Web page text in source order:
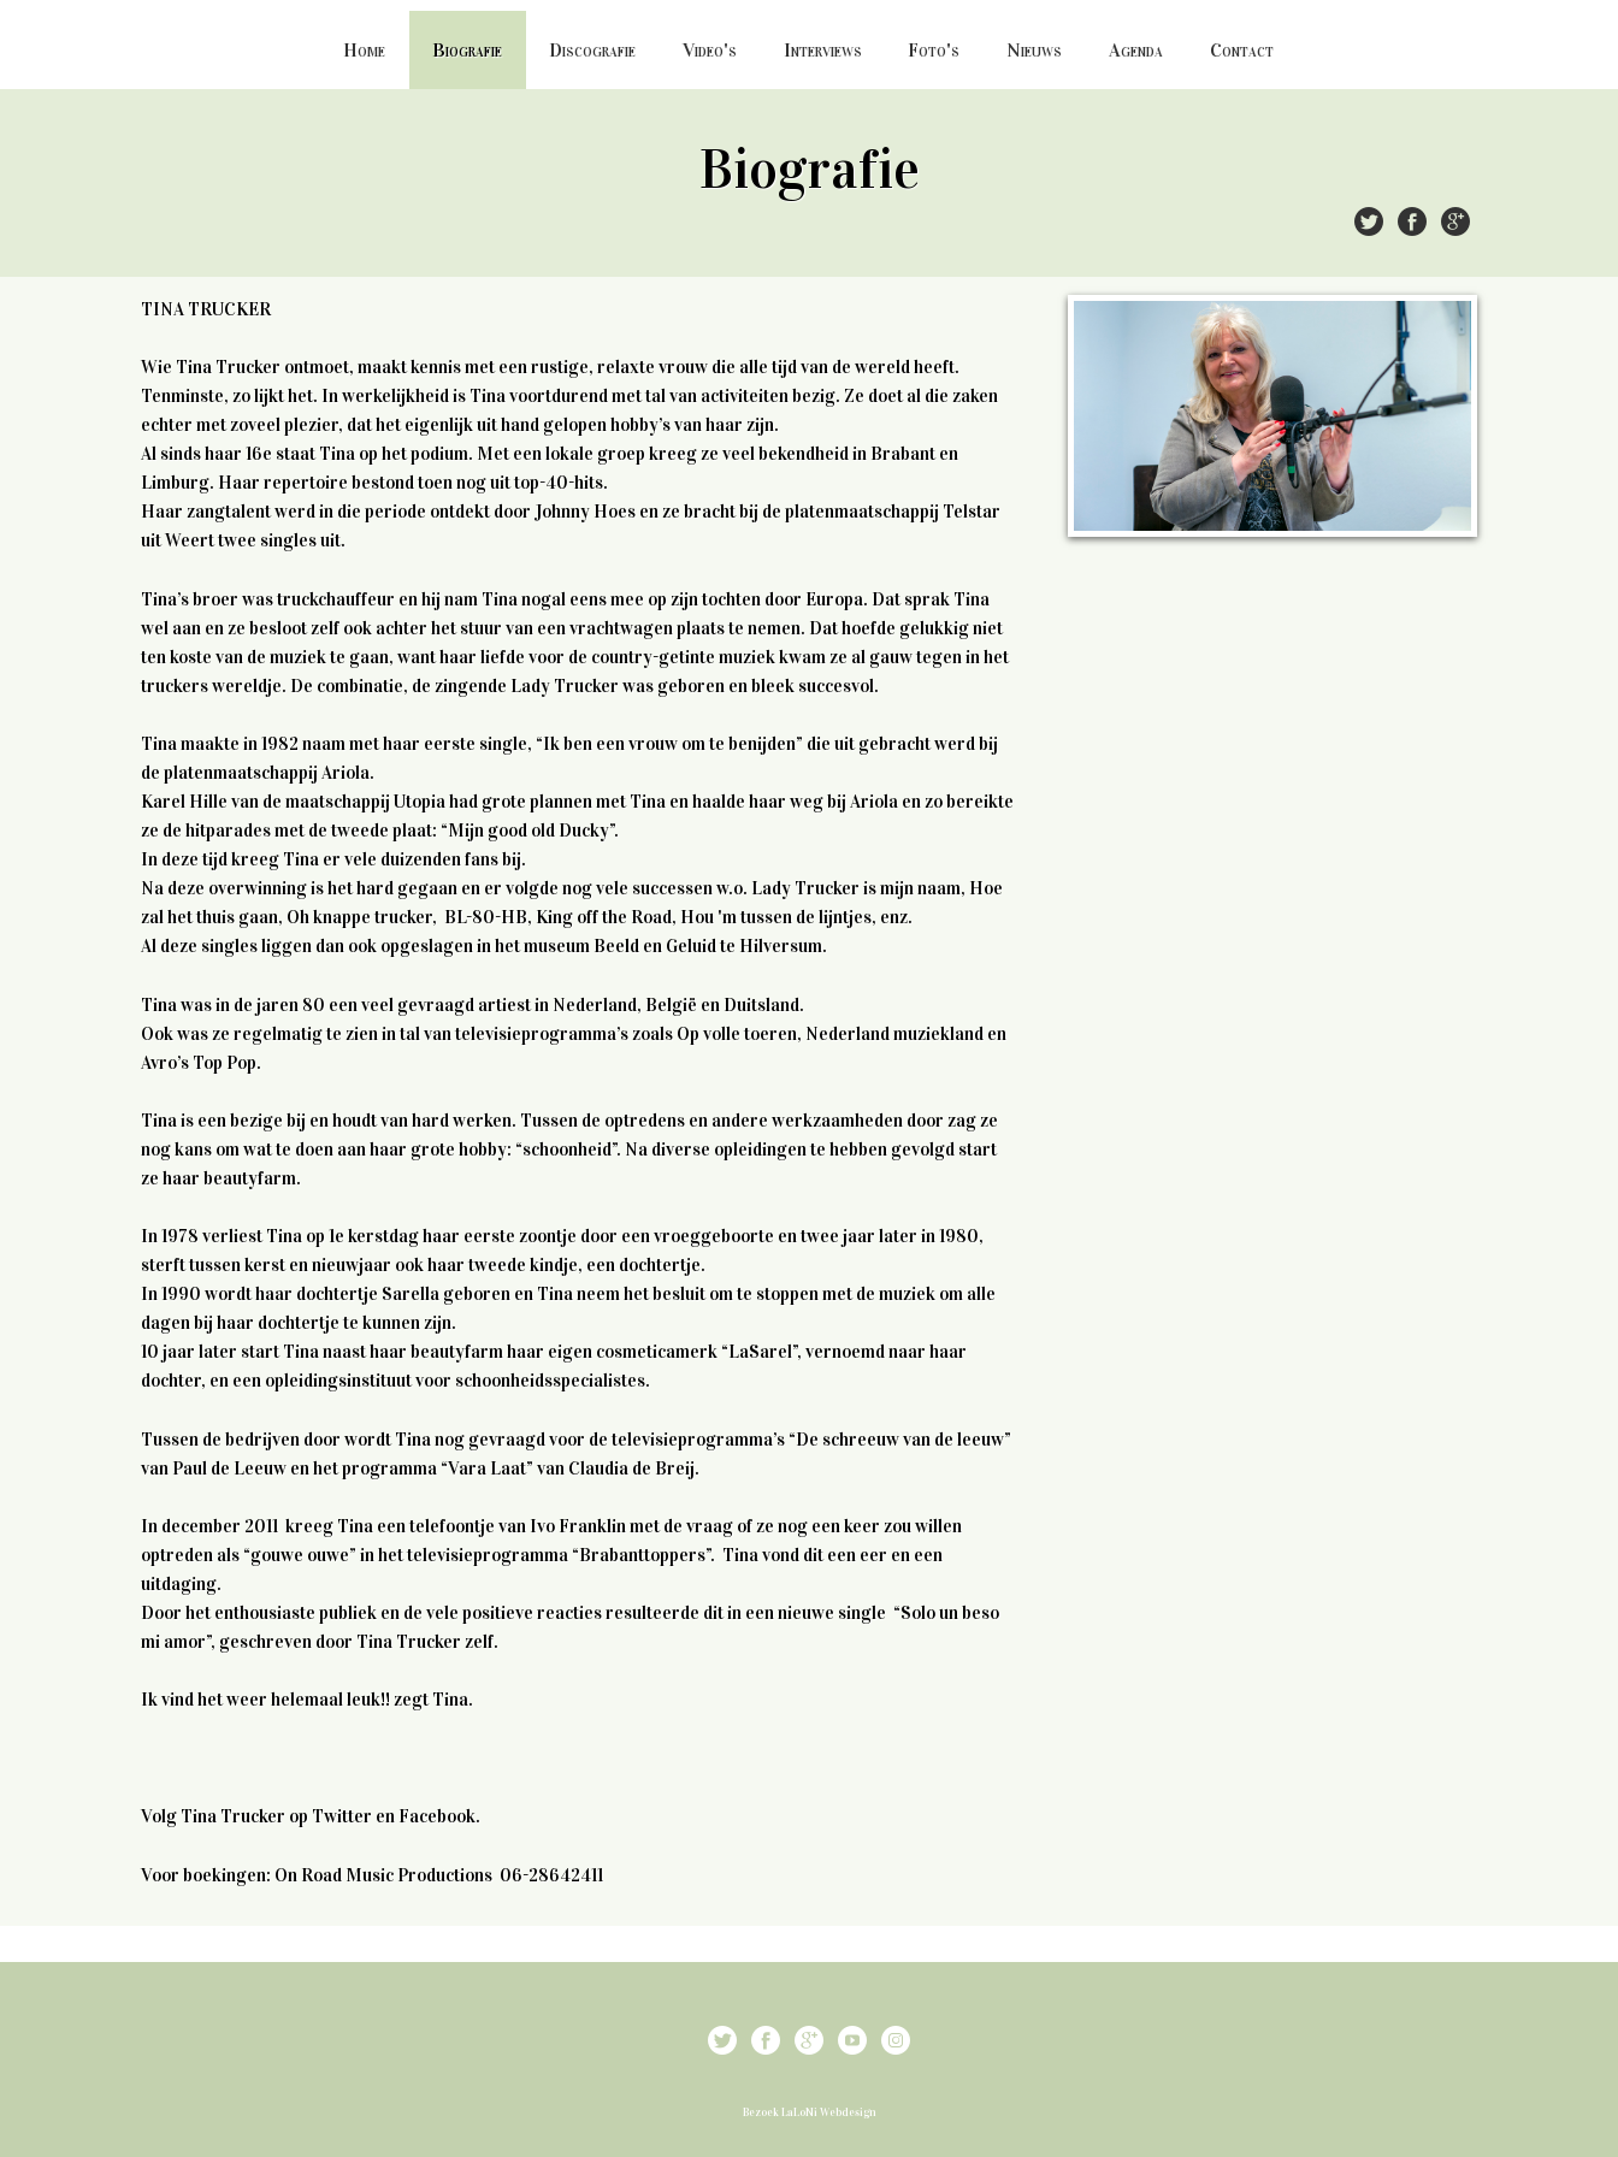
Home Biografie Discografie Video's Interviews Foto's Nieuws Agenda Contact
Biografie
TINA TRUCKER
Wie Tina Trucker ontmoet, maakt kennis met een rustige, relaxte vrouw die alle tijd van de wereld heeft.
Tenminste, zo lijkt het. In werkelijkheid is Tina voortdurend met tal van activiteiten bezig. Ze doet al die zaken
echter met zoveel plezier, dat het eigenlijk uit hand gelopen hobby’s van haar zijn.
Al sinds haar 16e staat Tina op het podium. Met een lokale groep kreeg ze veel bekendheid in Brabant en
Limburg. Haar repertoire bestond toen nog uit top-40-hits.
Haar zangtalent werd in die periode ontdekt door Johnny Hoes en ze bracht bij de platenmaatschappij Telstar
uit Weert twee singles uit.
Tina’s broer was truckchauffeur en hij nam Tina nogal eens mee op zijn tochten door Europa. Dat sprak Tina
wel aan en ze besloot zelf ook achter het stuur van een vrachtwagen plaats te nemen. Dat hoefde gelukkig niet
ten koste van de muziek te gaan, want haar liefde voor de country-getinte muziek kwam ze al gauw tegen in het
truckers wereldje. De combinatie, de zingende Lady Trucker was geboren en bleek succesvol.
Tina maakte in 1982 naam met haar eerste single, “Ik ben een vrouw om te benijden” die uit gebracht werd bij
de platenmaatschappij Ariola.
Karel Hille van de maatschappij Utopia had grote plannen met Tina en haalde haar weg bij Ariola en zo bereikte
ze de hitparades met de tweede plaat: “Mijn good old Ducky”.
In deze tijd kreeg Tina er vele duizenden fans bij.
Na deze overwinning is het hard gegaan en er volgde nog vele successen w.o. Lady Trucker is mijn naam, Hoe
zal het thuis gaan, Oh knappe trucker, BL-80-HB, King off the Road, Hou 'm tussen de lijntjes, enz.
Al deze singles liggen dan ook opgeslagen in het museum Beeld en Geluid te Hilversum.
Tina was in de jaren 80 een veel gevraagd artiest in Nederland, België en Duitsland.
Ook was ze regelmatig te zien in tal van televisieprogramma’s zoals Op volle toeren, Nederland muziekland en
Avro’s Top Pop.
Tina is een bezige bij en houdt van hard werken. Tussen de optredens en andere werkzaamheden door zag ze
nog kans om wat te doen aan haar grote hobby: “schoonheid”. Na diverse opleidingen te hebben gevolgd start
ze haar beautyfarm.
In 1978 verliest Tina op 1e kerstdag haar eerste zoontje door een vroeggeboorte en twee jaar later in 1980,
sterft tussen kerst en nieuwjaar ook haar tweede kindje, een dochtertje.
In 1990 wordt haar dochtertje Sarella geboren en Tina neem het besluit om te stoppen met de muziek om alle
dagen bij haar dochtertje te kunnen zijn.
10 jaar later start Tina naast haar beautyfarm haar eigen cosmeticamerk “LaSarel”, vernoemd naar haar
dochter, en een opleidingsinstituut voor schoonheidsspecialistes.
Tussen de bedrijven door wordt Tina nog gevraagd voor de televisieprogramma’s “De schreeuw van de leeuw”
van Paul de Leeuw en het programma “Vara Laat” van Claudia de Breij.
In december 2011 kreeg Tina een telefoontje van Ivo Franklin met de vraag of ze nog een keer zou willen
optreden als “gouwe ouwe” in het televisieprogramma “Brabanttoppers”. Tina vond dit een eer en een
uitdaging.
Door het enthousiaste publiek en de vele positieve reacties resulteerde dit in een nieuwe single “Solo un beso
mi amor”, geschreven door Tina Trucker zelf.
Ik vind het weer helemaal leuk!! zegt Tina.
Volg Tina Trucker op Twitter en Facebook.
Voor boekingen: On Road Music Productions 06-28642411
Bezoek LaLoNi Webdesign